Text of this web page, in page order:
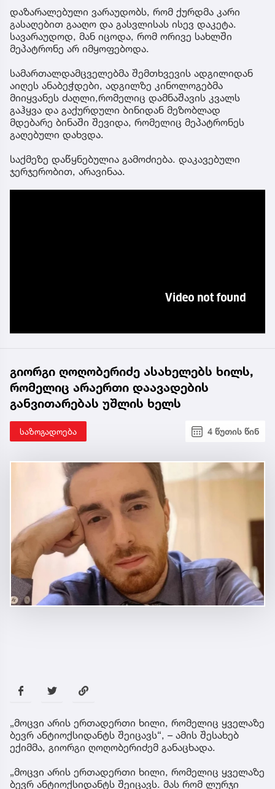
დაზარალებული ვარაუდობს, რომ ქურდმა კარი
გასაღებით გააღო და გასვლისას ისევ დაკეტა.
სავარაუდოდ, მან იცოდა, რომ ორივე სახლში
მეპატრონე არ იმყოფებოდა.
სამართალდამცველებმა შემთხვევის ადგილიდან
აიღეს ანაბეჭდები, ადგილზე კინოლოგებმა
მიიყვანეს ძაღლი,რომელიც დამნაშავის კვალს
გაჰყვა და გაქურდული ბინიდან მეზობლად
მდებარე ბინაში შევიდა, რომელიც მეპატრონეს
გაღებული დახვდა.
საქმეზე დაწყნებულია გამოძიება. დაკავებული
ჯერჯერობით, არავინაა.
გიორგი ღოღობერიძე ასახელებს ხილს,
რომელიც არაერთი დაავადების
განვითარებას უშლის ხელს
საზოგადოება 4 წუთის წინ
„მოცვი არის ერთადერთი ხილი, რომელიც ყველაზე
ბევრ ანტიოქსიდანტს შეიცავს“, – ამის შესახებ
ექიმმა, გიორგი ღოღობერიძემ განაცხადა.
„მოცვი არის ერთადერთი ხილი, რომელიც ყველაზე
ბევრ ანტიოქსიდანტს შეიცავს. მას რომ ლურჯი